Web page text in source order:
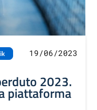
19/06/2023
2023.
piattaforma